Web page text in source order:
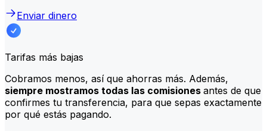
Enviar dinero
Tarifas más bajas
Cobramos menos, así que ahorras más. Además,
siempre mostramos todas las comisiones antes de que
confirmes tu transferencia, para que sepas exactamente
por qué estás pagando.